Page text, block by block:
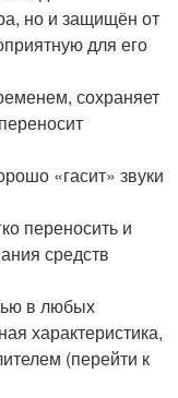
но и защищён от
для его
сохраняет
«гасит» звуки
переносить и
средств
в любых
характеристика,
(перейти к